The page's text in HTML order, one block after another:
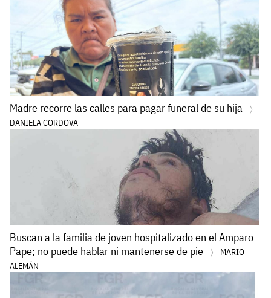
Madre recorre las calles para pagar funeral de su hija
DANIELA CORDOVA
Buscan a la familia de joven hospitalizado en el Amparo
Pape; no puede hablar ni mantenerse de pie
MARIO
ALEMÁN